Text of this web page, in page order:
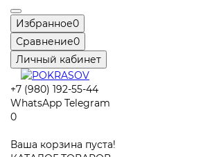
Избранное0
Сравнение0
Личный кабинет
+7 (980) 192-55-44
WhatsApp Telegram
0
Ваша корзина пуста!